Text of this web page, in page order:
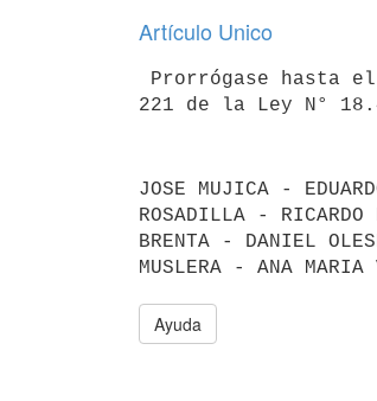
Artículo Unico
221 de la Ley N°
JOSE MUJICA -
ROSADILLA - RICARDO
BRENTA - DANIEL
Ayuda